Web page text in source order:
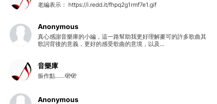
老編表示： https://i.redd.it/fhpq2g1rmf7e1.gif
Anonymous
真心感謝音樂庫的小編，這一路幫助我更好理解麥可的許多歌曲其
歌詞背後的意義，更好的感受歌曲的意境，以及...
音樂庫
振作點……🫣🫣
Anonymous